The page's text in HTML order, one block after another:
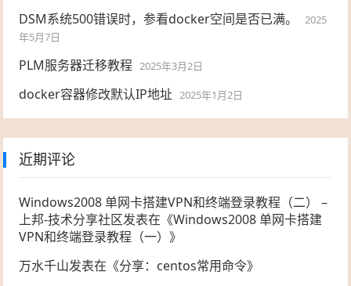
DSM系统500错误时，参看docker空间是否已满。
2025
年5月7日
PLM服务器迁移教程 2025年3月2日
docker容器修改默认IP地址 2025年1月2日
近期评论
Windows2008 单网卡搭建VPN和终端登录教程（二） –
上邦-技术分享社区发表在《Windows2008 单网卡搭建
VPN和终端登录教程（一）》
万水千山发表在《分享：centos常用命令》